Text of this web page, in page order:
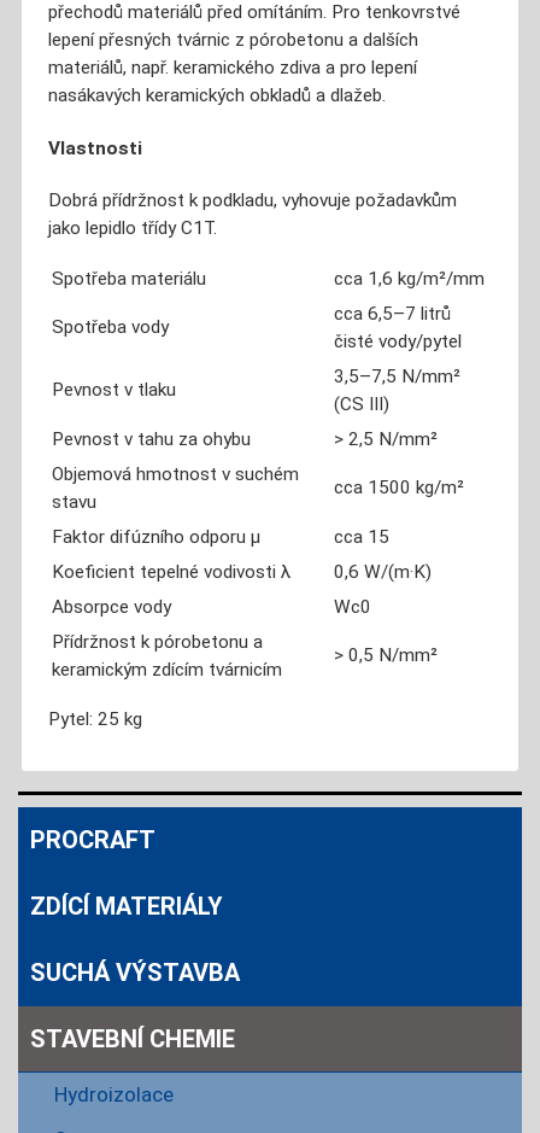
přechodů materiálů před omítáním. Pro tenkovrstvé
lepení přesných tvárnic z pórobetonu a dalších
materiálů, např. keramického zdiva a pro lepení
nasákavých keramických obkladů a dlažeb.
Vlastnosti
Dobrá přídržnost k podkladu, vyhovuje požadavkům
jako lepidlo třídy C1T.
Spotřeba materiálu cca 1,6 kg/m²/mm
Spotřeba vody
cca 6,5–7 litrů
čisté vody/pytel
Pevnost v tlaku
3,5–7,5 N/mm²
(CS III)
Pevnost v tahu za ohybu
> 2,5 N/mm²
Objemová hmotnost v suchém
stavu
cca 1500 kg/m²
Faktor difúzního odporu μ
cca 15
Koeficient tepelné vodivosti λ
0,6 W/(m·K)
Absorpce vody
Wc0
Přídržnost k pórobetonu a
keramickým zdícím tvárnicím
> 0,5 N/mm²
Pytel: 25 kg
PROCRAFT
ZDÍCÍ MATERIÁLY
SUCHÁ VÝSTAVBA
STAVEBNÍ CHEMIE
Hydroizolace